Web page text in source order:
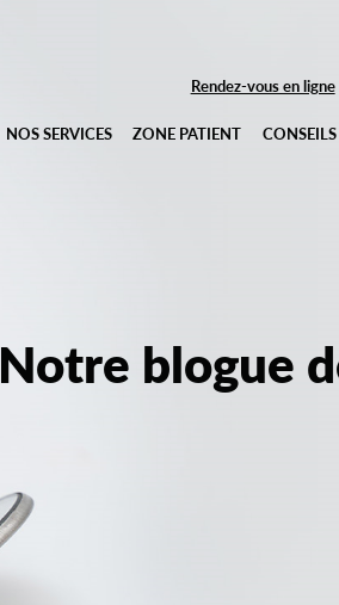
Rendez-vous en ligne
NOS SERVICES ZONE PATIENT
Notre blogue